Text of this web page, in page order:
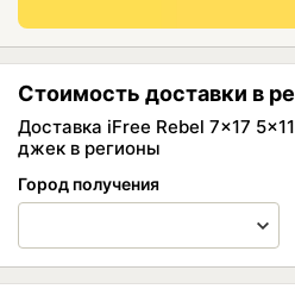
Стоимость доставки в
Доставка iFree Rebel 7x17
джек в регионы
Город получения